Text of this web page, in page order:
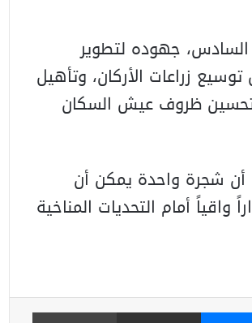
السادس، جهوده لتطوير
زراعات الأركان، وتأهيل
وتحسين ظروف عيش السكان
أن شجرة واحدة يمكن أن
أمام التحديات المناخية
ماسنجر مشاركة عبر البريد